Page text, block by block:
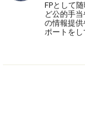
FPとして
ど公的手
の情報提
ポートをし